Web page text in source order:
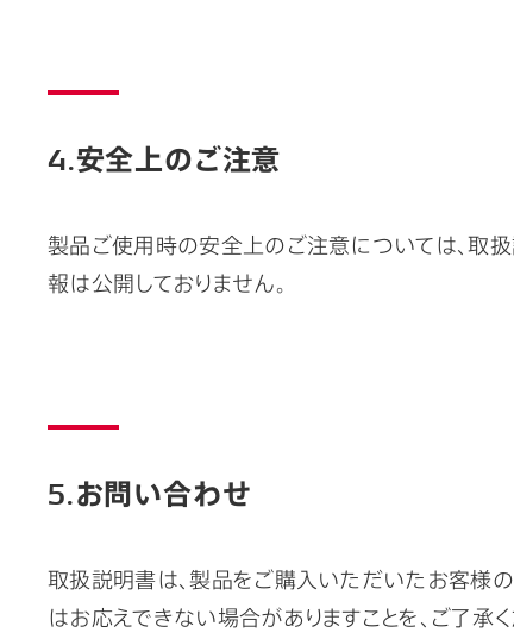
4.安全上のご注意
製品ご使用時の安全上のご注意については、取
報は公開しておりません。
5.お問い合わせ
取扱説明書は、製品をご購入いただいたお客様
はお応えできない場合がありますことを、ご了承く